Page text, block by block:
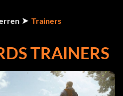
Trainers
TRAINERS